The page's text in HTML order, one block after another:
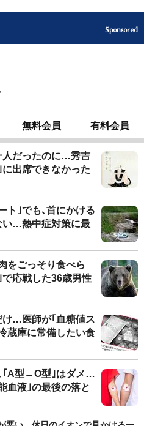
Sponsored
無料会員 有料会員
人だったのに…秀吉
出席できなかった
ト｣でも､首にかける
い…熱中症対策に最
をごっそり食べら
応戦した36歳男性
け…医師が｢血糖値ス
蔵庫に常備したい食
｢A型→O型｣はダメ…
血液｣の最後の落と